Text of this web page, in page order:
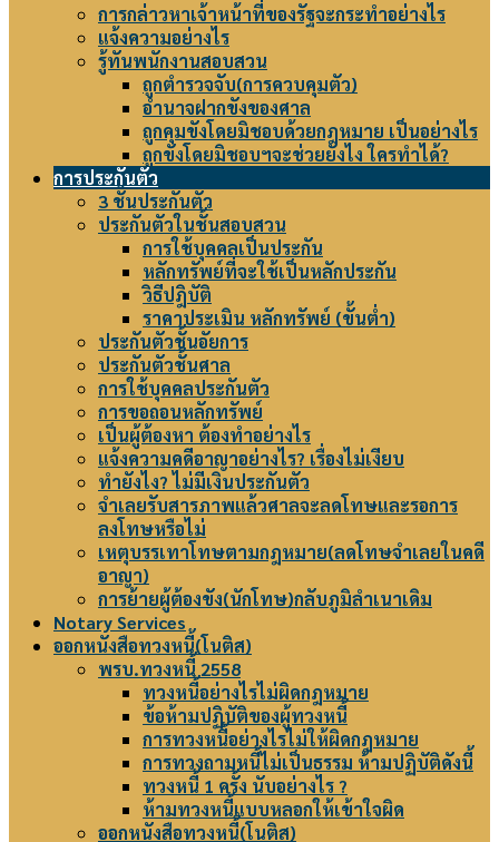
การกล่าวหาเจ้าหน้าที่ของรัฐจะกระทำอย่างไร
แจ้งความอย่างไร
รู้ทันพนักงานสอบสวน
ถูกตำรวจจับ(การควบคุมตัว)
อำนาจฝากขังของศาล
ถูกคุมขังโดยมิชอบด้วยกฎหมาย เป็นอย่างไร
ถูกขังโดยมิชอบฯจะช่วยยังไง ใครทำได้?
การประกันตัว
3 ชั้นประกันตัว
ประกันตัวในชั้นสอบสวน
การใช้บุคคลเป็นประกัน
หลักทรัพย์ที่จะใช้เป็นหลักประกัน
วิธีปฎิบัติ
ราคาประเมิน หลักทรัพย์ (ขั้นต่ำ)
ประกันตัวชั้นอัยการ
ประกันตัวชั้นศาล
การใช้บุคคลประกันตัว
การขอถอนหลักทรัพย์
เป็นผู้ต้องหา ต้องทำอย่างไร
แจ้งความคดีอาญาอย่างไร? เรื่องไม่เงียบ
ทำยังไง? ไม่มีเงินประกันตัว
จำเลยรับสารภาพแล้วศาลจะลดโทษและรอการ
ลงโทษหรือไม่
เหตุบรรเทาโทษตามกฎหมาย(ลดโทษจำเลยในคดี
อาญา)
การย้ายผู้ต้องขัง(นักโทษ)กลับภูมิลำเนาเดิม
Notary Services
ออกหนังสือทวงหนี้(โนติส)
พรบ.ทวงหนี้ 2558
ทวงหนี้อย่างไรไม่ผิดกฎหมาย
ข้อห้ามปฏิบัติของผู้ทวงหนี้
การทวงหนี้อย่างไรไม่ให้ผิดกฎหมาย
การทวงถามหนี้ไม่เป็นธรรม ห้ามปฏิบัติดังนี้
ทวงหนี้ 1 ครั้ง นับอย่างไร ?
ห้ามทวงหนี้แบบหลอกให้เข้าใจผิด
ออกหนังสือทวงหนี้(โนติส)